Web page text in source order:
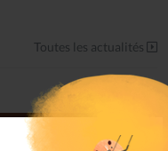
Toutes les actualités